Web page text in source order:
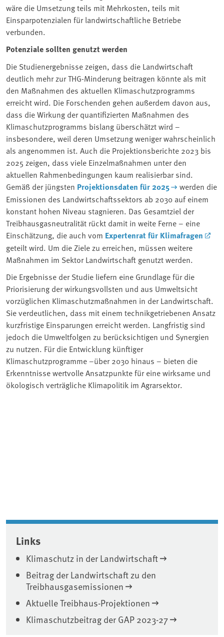
wäre die Umsetzung teils mit Mehrkosten, teils mit
Einsparpotenzialen für landwirtschaftliche Betriebe
verbunden.
Potenziale sollten genutzt werden
Die Studienergebnisse zeigen, dass die Landwirtschaft
deutlich mehr zur THG-Minderung beitragen könnte als mit
den Maßnahmen des aktuellen Klimaschutzprogramms
erreicht wird. Die Forschenden gehen außerdem davon aus,
dass die Wirkung der quantifizierten Maßnahmen des
Klimaschutzprogramms bislang überschätzt wird –
insbesondere, weil deren Umsetzung weniger wahrscheinlich
als angenommen ist. Auch die Projektionsberichte 2023 bis
2025 zeigen, dass viele Einzelmaßnahmen unter den
aktuellen Rahmenbedingungen kaum realisierbar sind.
Gemäß der jüngsten Projektionsdaten für 2025
werden die
Emissionen des Landwirtschaftssektors ab 2030 auf einem
konstant hohen Niveau stagnieren. Das Gesamtziel der
Treibhausgasneutralität rückt damit in weite Ferne – eine
Einschätzung, die auch vom Expertenrat für Klimafragen
geteilt wird. Um die Ziele zu erreichen, müssen weitere
Maßnahmen im Sektor Landwirtschaft genutzt werden.
Die Ergebnisse der Studie liefern eine Grundlage für die
Priorisierung der wirkungsvollsten und aus Umweltsicht
vorzüglichen Klimaschutzmaßnahmen in der Landwirtschaft.
Sie verdeutlichen, dass mit einem technikgetriebenen Ansatz
kurzfristige Einsparungen erreicht werden. Langfristig sind
jedoch die Umweltfolgen zu berücksichtigen und Synergien
zu nutzen. Für die Entwicklung künftiger
Klimaschutzprogramme –über 2030 hinaus – bieten die
Erkenntnisse wertvolle Ansatzpunkte für eine wirksame und
ökologisch verträgliche Klimapolitik im Agrarsektor.
Associated content
Links
Klimaschutz in der Landwirtschaft
Beitrag der Landwirtschaft zu den
Treibhausgasemissionen
Aktuelle Treibhaus-Projektionen
Klimaschutzbeitrag der GAP 2023-27